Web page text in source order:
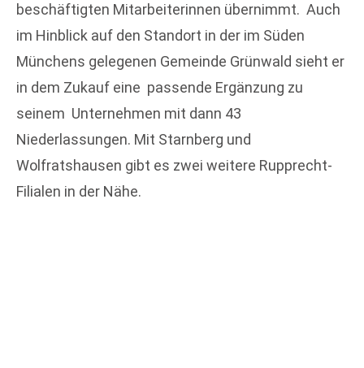
beschäftigten Mitarbeiterinnen übernimmt. Auch
im Hinblick auf den Standort in der im Süden
Münchens gelegenen Gemeinde Grünwald sieht er
in dem Zukauf eine passende Ergänzung zu
seinem Unternehmen mit dann 43
Niederlassungen. Mit Starnberg und
Wolfratshausen gibt es zwei weitere Rupprecht-
Filialen in der Nähe.